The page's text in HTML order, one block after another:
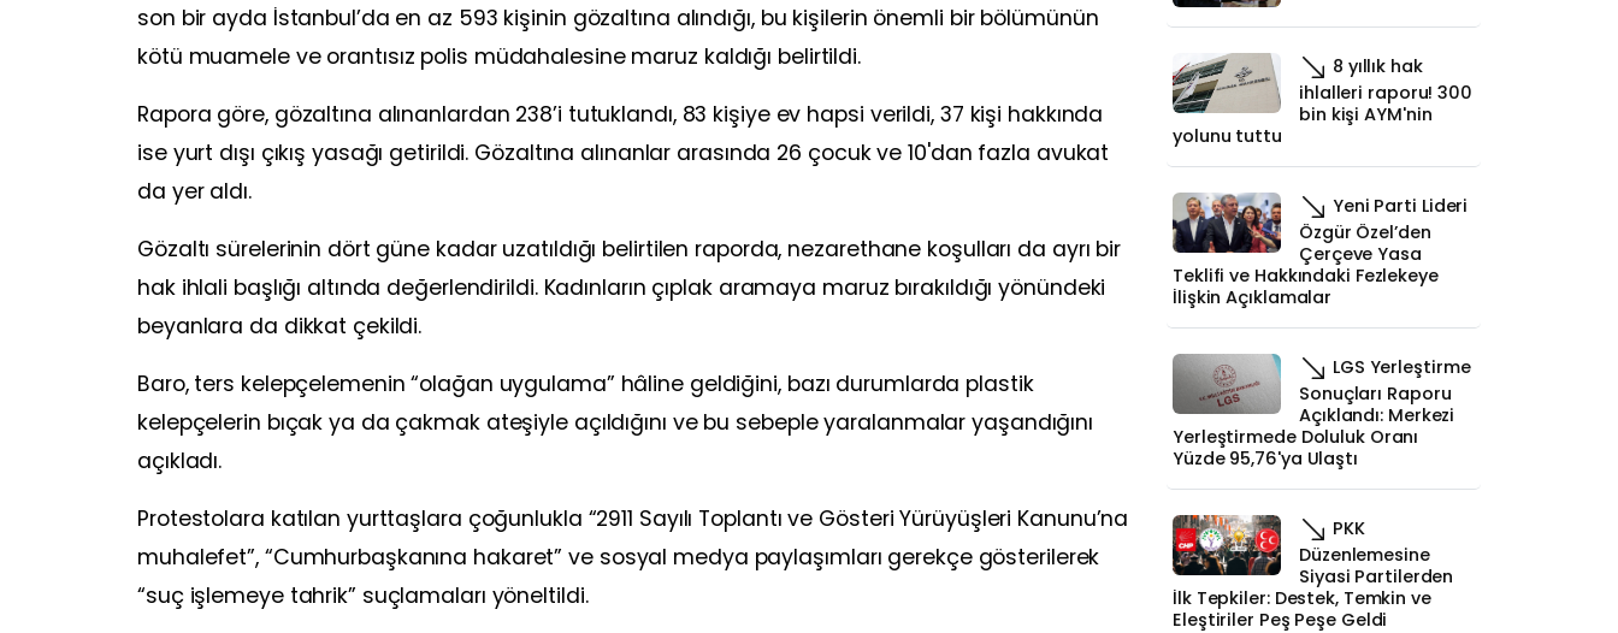
son bir ayda İstanbul’da en az 593 kişinin gözaltına alındığı, bu kişilerin önemli bir bölümünün
kötü muamele ve orantısız polis müdahalesine maruz kaldığı belirtildi.
Rapora göre, gözaltına alınanlardan 238’i tutuklandı, 83 kişiye ev hapsi verildi, 37 kişi hakkında
ise yurt dışı çıkış yasağı getirildi. Gözaltına alınanlar arasında 26 çocuk ve 10'dan fazla avukat
da yer aldı.
Gözaltı sürelerinin dört güne kadar uzatıldığı belirtilen raporda, nezarethane koşulları da ayrı bir
hak ihlali başlığı altında değerlendirildi. Kadınların çıplak aramaya maruz bırakıldığı yönündeki
beyanlara da dikkat çekildi.
Baro, ters kelepçelemenin “olağan uygulama” hâline geldiğini, bazı durumlarda plastik
kelepçelerin bıçak ya da çakmak ateşiyle açıldığını ve bu sebeple yaralanmalar yaşandığını
açıkladı.
Protestolara katılan yurttaşlara çoğunlukla “2911 Sayılı Toplantı ve Gösteri Yürüyüşleri Kanunu’na
muhalefet”, “Cumhurbaşkanına hakaret” ve sosyal medya paylaşımları gerekçe gösterilerek
“suç işlemeye tahrik” suçlamaları yöneltildi.
8 yıllık hak
ihlalleri raporu! 300
bin kişi AYM'nin
yolunu tuttu
Yeni Parti Lideri
Özgür Özel’den
Çerçeve Yasa
Teklifi ve Hakkındaki Fezlekeye
İlişkin Açıklamalar
LGS Yerleştirme
Sonuçları Raporu
Açıklandı: Merkezi
Yerleştirmede Doluluk Oranı
Yüzde 95,76'ya Ulaştı
PKK
Düzenlemesine
Siyasi Partilerden
İlk Tepkiler: Destek, Temkin ve
Eleştiriler Peş Peşe Geldi